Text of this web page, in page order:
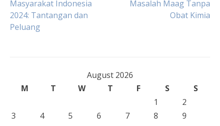
navigation
Masyarakat Indonesia
2024: Tantangan dan
Peluang
Masalah Maag Tanpa
Obat Kimia
August 2026
M
T W T F S
S
1
2
3
4 5 6 7 8
9